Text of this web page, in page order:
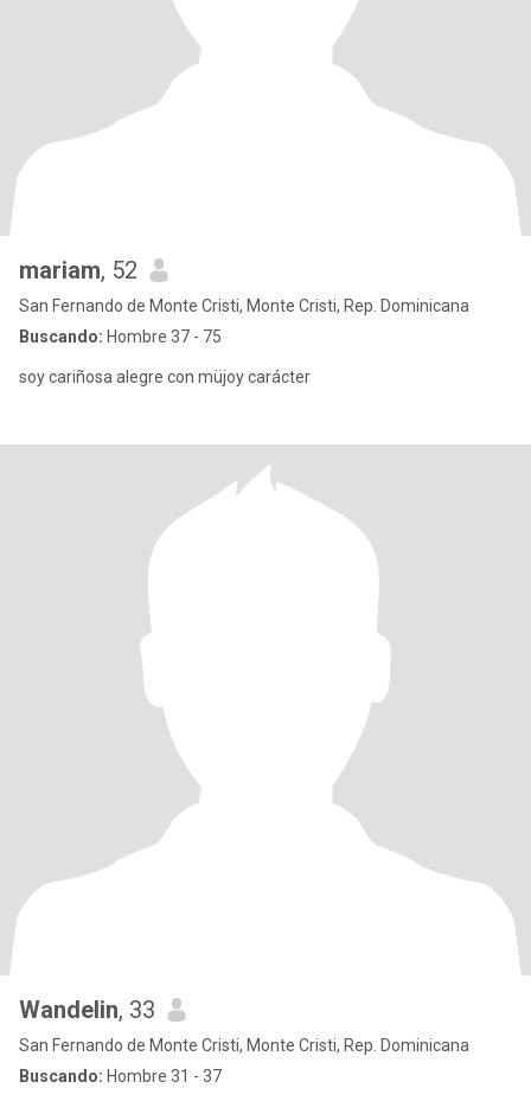
mariam, 52
San Fernando de Monte Cristi, Monte Cristi, Rep. Dominicana
Buscando: Hombre 37 - 75
soy cariñosa alegre con müjoy carácter
Wandelin, 33
San Fernando de Monte Cristi, Monte Cristi, Rep. Dominicana
Buscando: Hombre 31 - 37